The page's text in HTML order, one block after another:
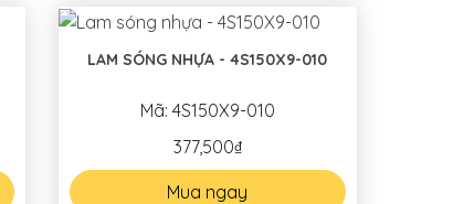
LAM SÓNG NHỰA - 4S150X9-010
Mã: 4S150X9-010
377,500₫
Mua ngay